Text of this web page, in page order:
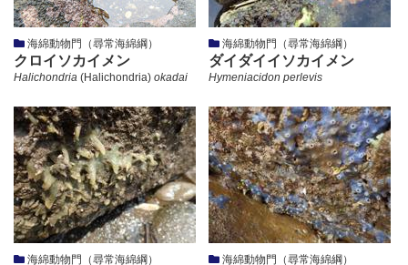
綱）
の
海綿動物門（尋常海綿綱）
クロイソカイメン
Halichondria (Halichondria) okadai
海綿動物門（尋常海綿綱）
ダイダイイソカイメン
Hymeniacidon perlevis
海綿動物門（尋常海綿綱） 海綿動物門（尋常海綿綱）